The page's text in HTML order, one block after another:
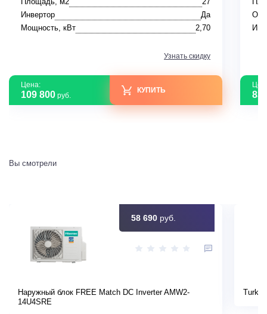
Инвертор
Да
Мощность, кВт
2,70
Узнать скидку
Цена:
109 800 руб.
КУПИТЬ 83
Вы смотрели
58 690 руб.
Наружный блок FREE Match DC Inverter AMW2-
14U4SRE